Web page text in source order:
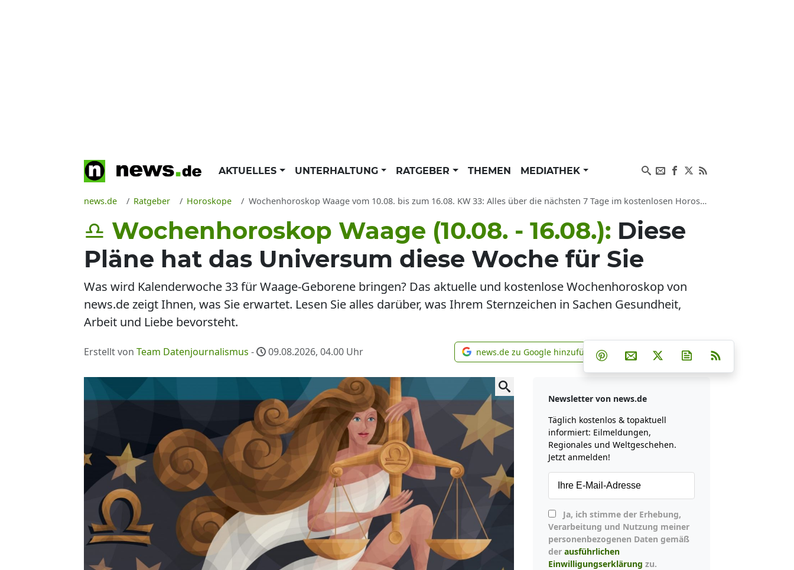
AKTUELLES UNTERHALTUNG RATGEBER THEMEN MEDIATHEK
news.de Ratgeber Horoskope Wochenhoroskop Waage vom 10.08. bis zum 16.08. KW 33: Alles über die nächsten 7 Tage im kostenlosen Horoskop von news.de
♎ Wochenhoroskop Waage (10.08. - 16.08.): Diese
Pläne hat das Universum diese Woche für Sie
Was wird Kalenderwoche 33 für Waage-Geborene bringen? Das aktuelle und kostenlose Wochenhoroskop von
news.de zeigt Ihnen, was Sie erwartet. Lesen Sie alles darüber, was Ihrem Sternzeichen in Sachen Gesundheit,
Arbeit und Liebe bevorsteht.
Erstellt von Team Datenjournalismus - 09.08.2026, 04.00 Uhr news.de zu Google hinzufügen
news.de zu Google hinzufügen Teilen auf Facebook
Teilen auf Whatsapp
Teilen auf Telegram
Teilen auf Pinterest
Per E-Mail teilen
Post auf XNewsletter
Newsletter von news.de
Täglich kostenlos & topaktuell
informiert: Eilmeldungen,
Regionales und Weltgeschehen.
Jetzt anmelden!
Verarbeitung und Nutzung meiner
personenbezogenen Daten gemäß
der ausführlichen
Einwilligungserklärung zu.